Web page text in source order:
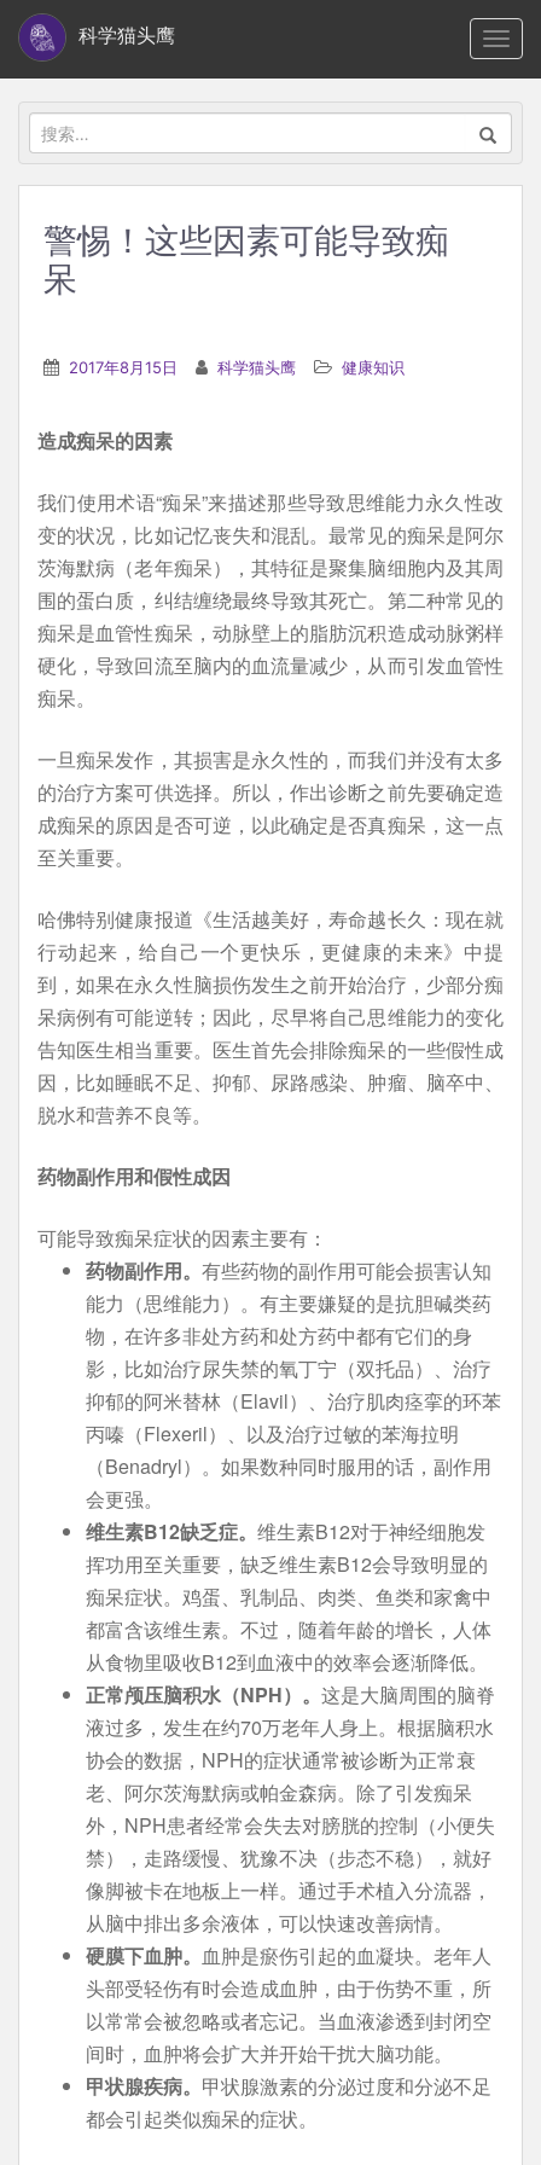
i
科学猫头鹰
搜
索：
警惕！这些因素可能导致痴
呆
2017年8月15日 科学猫头鹰 健康知识
造成痴呆的因素
我们使用术语“痴呆”来描述那些导致思维能力永久性改
变的状况，比如记忆丧失和混乱。最常见的痴呆是阿尔
茨海默病（老年痴呆），其特征是聚集脑细胞内及其周
围的蛋白质，纠结缠绕最终导致其死亡。第二种常见的
痴呆是血管性痴呆，动脉壁上的脂肪沉积造成动脉粥样
硬化，导致回流至脑内的血流量减少，从而引发血管性
痴呆。
一旦痴呆发作，其损害是永久性的，而我们并没有太多
的治疗方案可供选择。所以，作出诊断之前先要确定造
成痴呆的原因是否可逆，以此确定是否真痴呆，这一点
至关重要。
哈佛特别健康报道《生活越美好，寿命越长久：现在就
行动起来，给自己一个更快乐，更健康的未来》中提
到，如果在永久性脑损伤发生之前开始治疗，少部分痴
呆病例有可能逆转；因此，尽早将自己思维能力的变化
告知医生相当重要。医生首先会排除痴呆的一些假性成
因，比如睡眠不足、抑郁、尿路感染、肿瘤、脑卒中、
脱水和营养不良等。
药物副作用和假性成因
可能导致痴呆症状的因素主要有：
药物副作用。 有些药物的副作用可能会损害认知
能力（思维能力）。有主要嫌疑的是抗胆碱类药
物，在许多非处方药和处方药中都有它们的身
影，比如治疗尿失禁的氧丁宁（双托品）、治疗
抑郁的阿米替林（Elavil）、治疗肌肉痉挛的环苯
丙嗪（Flexeril）、以及治疗过敏的苯海拉明
（Benadryl）。如果数种同时服用的话，副作用
会更强。
维生素B12缺乏症。 维生素B12对于神经细胞发
挥功用至关重要，缺乏维生素B12会导致明显的
痴呆症状。鸡蛋、乳制品、肉类、鱼类和家禽中
都富含该维生素。不过，随着年龄的增长，人体
从食物里吸收B12到血液中的效率会逐渐降低。
正常颅压脑积水（NPH）。 这是大脑周围的脑脊
液过多，发生在约70万老年人身上。根据脑积水
协会的数据，NPH的症状通常被诊断为正常衰
老、阿尔茨海默病或帕金森病。除了引发痴呆
外，NPH患者经常会失去对膀胱的控制（小便失
禁），走路缓慢、犹豫不决（步态不稳），就好
像脚被卡在地板上一样。通过手术植入分流器，
从脑中排出多余液体，可以快速改善病情。
硬膜下血肿。 血肿是瘀伤引起的血凝块。老年人
头部受轻伤有时会造成血肿，由于伤势不重，所
以常常会被忽略或者忘记。当血液渗透到封闭空
间时，血肿将会扩大并开始干扰大脑功能。
甲状腺疾病。 甲状腺激素的分泌过度和分泌不足
都会引起类似痴呆的症状。